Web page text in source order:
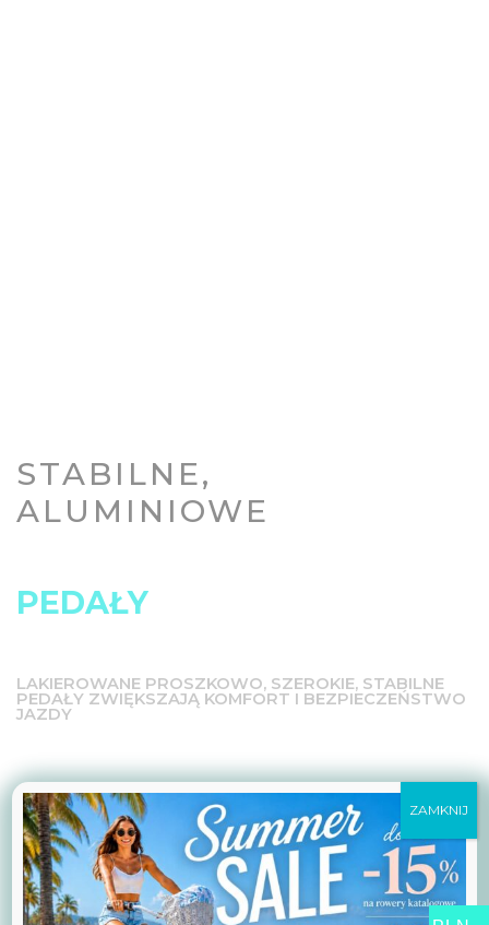
STABILNE,
ALUMINIOWE
PEDAŁY
LAKIEROWANE PROSZKOWO, SZEROKIE, STABILNE
PEDAŁY ZWIĘKSZAJĄ KOMFORT I BEZPIECZEŃSTWO
JAZDY
ZAMKNIJ